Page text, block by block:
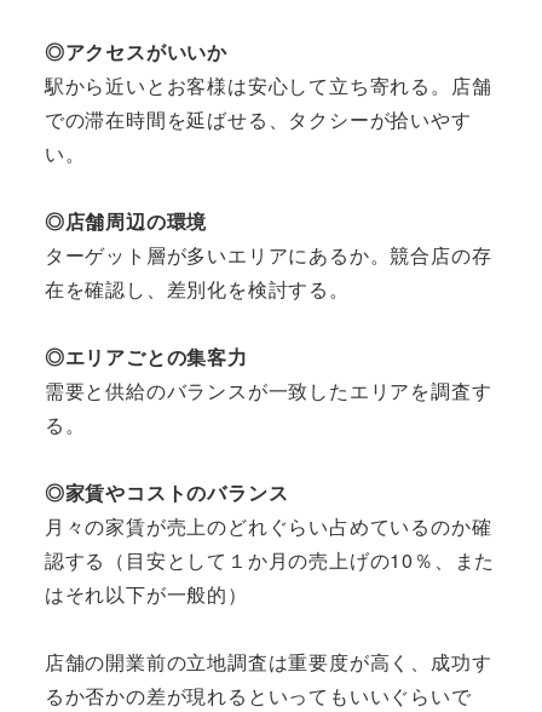
◎アクセスがいいか
駅から近いとお客様は安心して立ち寄れる。店舗
での滞在時間を延ばせる、タクシーが拾いやす
い。
◎店舗周辺の環境
ターゲット層が多いエリアにあるか。競合店の存
在を確認し、差別化を検討する。
◎エリアごとの集客力
需要と供給のバランスが一致したエリアを調査す
る。
◎家賃やコストのバランス
月々の家賃が売上のどれぐらい占めているのか確
認する（目安として１か月の売上げの10％、また
はそれ以下が一般的）
店舗の開業前の立地調査は重要度が高く、成功す
るか否かの差が現れるといってもいいぐらいで